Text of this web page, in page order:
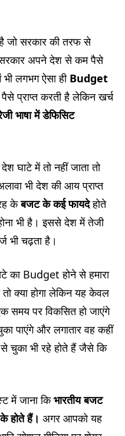
जो सरकार की तरफ से
अपने देश से कम पैसे
लगभग ऐसा ही Budget
प्राप्त करती है लेकिन खर्च
भाषा में डेफिसिट
घाटे में तो नहीं जाता तो
भी देश की आय प्राप्त
केबजट के कई फायदेहोते
भी है। इससे देश में तेजी
भी चढ़ता है।
का Budget होने से हमारा
क्या होगा लेकिन यह केवल
समय पर विकसित हो जाएंगे
पाएंगे और लगातार वह कहीं
चुका भी रहे होते हैं जैसे कि
में जाना किभारतीय बजट
होते हैं। अगर आपको यह